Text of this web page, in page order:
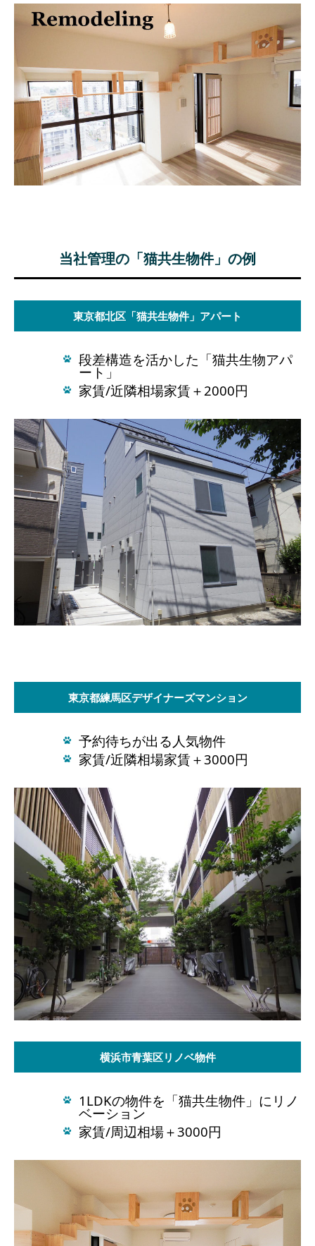
当社管理の「猫共生物件」の例
東京都北区「猫共生物件」アパート
段差構造を活かした「猫共生物アパ
ート」
家賃/近隣相場家賃＋2000円
東京都練馬区デザイナーズマンション
予約待ちが出る人気物件
家賃/近隣相場家賃＋3000円
横浜市青葉区リノベ物件
1LDKの物件を「猫共生物件」にリノ
ベーション
家賃/周辺相場＋3000円